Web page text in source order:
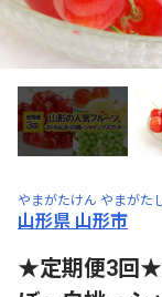
やまがたけん やまがた
山形県 山形市
★定期便3回★